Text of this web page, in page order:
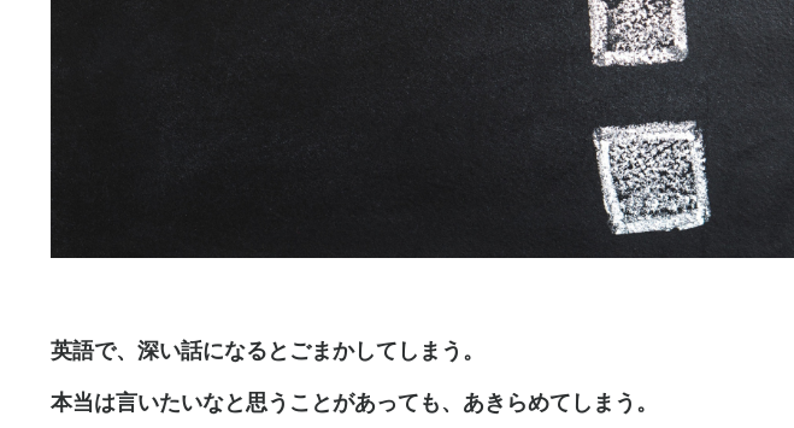
英語で、深い話になるとごまかしてしまう。
本当は言いたいなと思うことがあっても、あきらめてしまう。